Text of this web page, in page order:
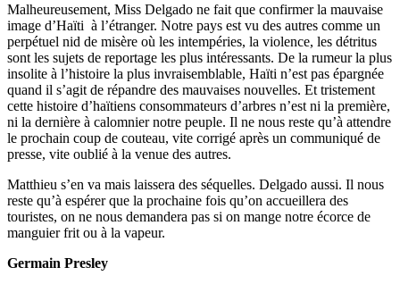
Malheureusement, Miss Delgado ne fait que confirmer la mauvaise
image d’Haïti à l’étranger. Notre pays est vu des autres comme un
perpétuel nid de misère où les intempéries, la violence, les détritus
sont les sujets de reportage les plus intéressants. De la rumeur la plus
insolite à l’histoire la plus invraisemblable, Haïti n’est pas épargnée
quand il s’agit de répandre des mauvaises nouvelles. Et tristement
cette histoire d’haïtiens consommateurs d’arbres n’est ni la première,
ni la dernière à calomnier notre peuple. Il ne nous reste qu’à attendre
le prochain coup de couteau, vite corrigé après un communiqué de
presse, vite oublié à la venue des autres.
Matthieu s’en va mais laissera des séquelles. Delgado aussi. Il nous
reste qu’à espérer que la prochaine fois qu’on accueillera des
touristes, on ne nous demandera pas si on mange notre écorce de
manguier frit ou à la vapeur.
Germain Presley